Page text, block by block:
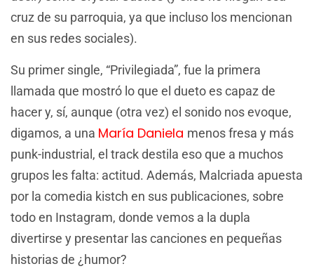
cruz de su parroquia, ya que incluso los mencionan
en sus redes sociales).
Su primer single, “Privilegiada”, fue la primera
llamada que mostró lo que el dueto es capaz de
hacer y, sí, aunque (otra vez) el sonido nos evoque,
digamos, a una María Daniela menos fresa y más
punk-industrial, el track destila eso que a muchos
grupos les falta: actitud. Además, Malcriada apuesta
por la comedia kistch en sus publicaciones, sobre
todo en Instagram, donde vemos a la dupla
divertirse y presentar las canciones en pequeñas
historias de ¿humor?